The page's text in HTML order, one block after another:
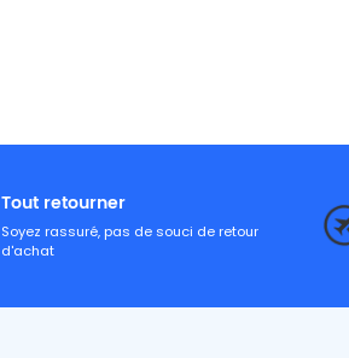
Tout retourner
Soyez rassuré, pas de souci de retour
d'achat